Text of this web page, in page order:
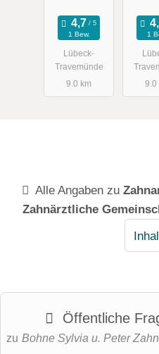
1 Bew.
Lübeck-
Travemünde
9.0 km
1
9.0
Alle Angaben zu
Zahnärztliche
Öffentliche
zu Bohne Sylvia u. Peter